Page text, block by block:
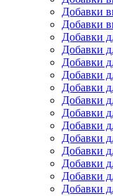
Добавки
Добавки
Добавки
Добавки
Добавки
Добавки
Добавки
Добавки
Добавки
Добавки
Добавки
Добавки
Добавки
Добавки
Добавки